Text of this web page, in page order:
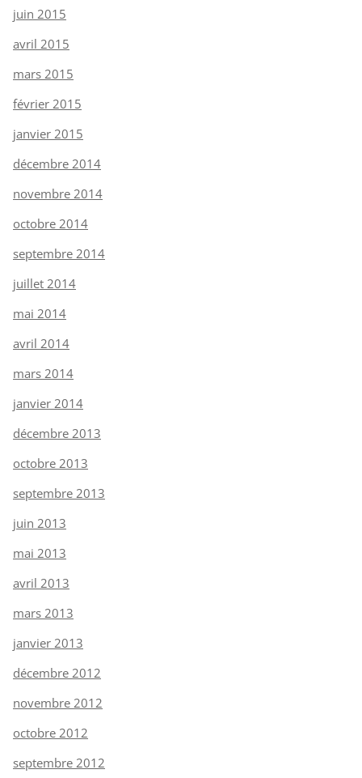
juin 2015
avril 2015
mars 2015
février 2015
janvier 2015
décembre 2014
novembre 2014
octobre 2014
septembre 2014
juillet 2014
mai 2014
avril 2014
mars 2014
janvier 2014
décembre 2013
octobre 2013
septembre 2013
juin 2013
mai 2013
avril 2013
mars 2013
janvier 2013
décembre 2012
novembre 2012
octobre 2012
septembre 2012